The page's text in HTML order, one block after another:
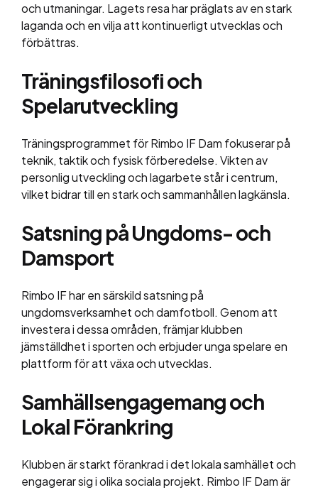
och utmaningar. Lagets resa har präglats av en stark
laganda och en vilja att kontinuerligt utvecklas och
förbättras.
Träningsfilosofi och
Spelarutveckling
Träningsprogrammet för Rimbo IF Dam fokuserar på
teknik, taktik och fysisk förberedelse. Vikten av
personlig utveckling och lagarbete står i centrum,
vilket bidrar till en stark och sammanhållen lagkänsla.
Satsning på Ungdoms- och
Damsport
Rimbo IF har en särskild satsning på
ungdomsverksamhet och damfotboll. Genom att
investera i dessa områden, främjar klubben
jämställdhet i sporten och erbjuder unga spelare en
plattform för att växa och utvecklas.
Samhällsengagemang och
Lokal Förankring
Klubben är starkt förankrad i det lokala samhället och
engagerar sig i olika sociala projekt. Rimbo IF Dam är